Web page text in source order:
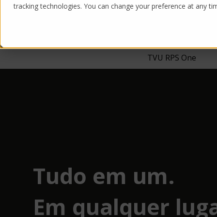
tracking technologies. You can change your preference at any
TVU RPS One
Tudo em um.
Em qualquer